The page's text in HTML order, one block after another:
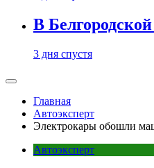
В
3 дня спустя
Главная
Автоэксперт
Электрокары обошли
Автоэксперт